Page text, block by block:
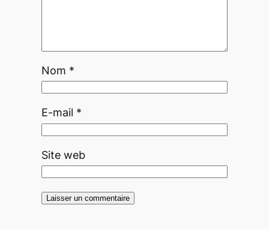
Nom *
E-mail *
Site web